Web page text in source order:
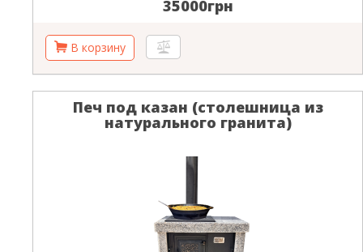
35000грн
Печ под казан (столешница из
натурального гранита)